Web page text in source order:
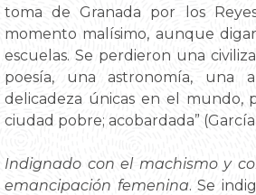
toma de Granada por los
momento malísimo, aunque
escuelas. Se perdieron una
poesía, una astronomía, una
delicadeza únicas en el mundo,
ciudad pobre; acobardada” (García
Indignado con el machismo y
emancipación femenina. Se